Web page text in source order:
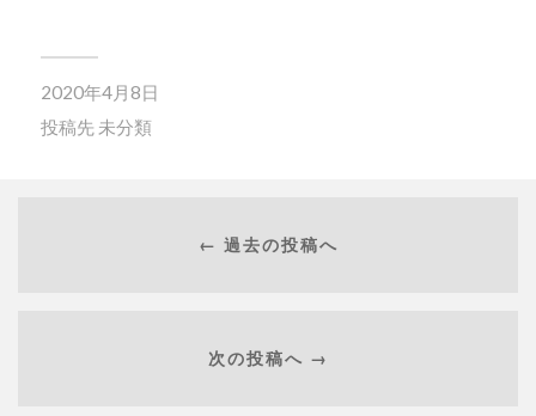
2020年4月8日
投稿先 未分類
← 過去の投稿へ
次の投稿へ →